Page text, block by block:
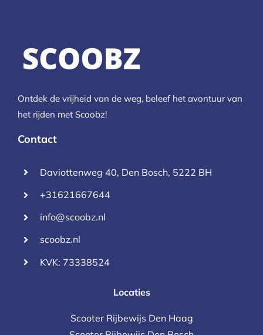
Ontdek de vrijheid van de weg, beleef het avontuur van
het rijden met Scoobz!
Contact
Daviottenweg 40, Den Bosch, 5222 BH
+31621667644
info@scoobz.nl
scoobz.nl
KVK: 73338524
Locaties
Scooter Rijbewijs Den Haag